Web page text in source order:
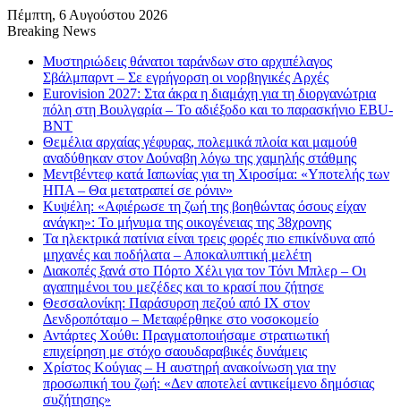
Πέμπτη, 6 Αυγούστου 2026
Breaking News
Μυστηριώδεις θάνατοι ταράνδων στο αρχιπέλαγος
Σβάλμπαρντ – Σε εγρήγορση οι νορβηγικές Αρχές
Eurovision 2027: Στα άκρα η διαμάχη για τη διοργανώτρια
πόλη στη Βουλγαρία – Το αδιέξοδο και το παρασκήνιο EBU-
BNT
Θεμέλια αρχαίας γέφυρας, πολεμικά πλοία και μαμούθ
αναδύθηκαν στον Δούναβη λόγω της χαμηλής στάθμης
Μεντβέντεφ κατά Ιαπωνίας για τη Χιροσίμα: «Υποτελής των
ΗΠΑ – Θα μετατραπεί σε ρόνιν»
Κυψέλη: «Αφιέρωσε τη ζωή της βοηθώντας όσους είχαν
ανάγκη»: Το μήνυμα της οικογένειας της 38χρονης
Τα ηλεκτρικά πατίνια είναι τρεις φορές πιο επικίνδυνα από
μηχανές και ποδήλατα – Αποκαλυπτική μελέτη
Διακοπές ξανά στο Πόρτο Χέλι για τον Τόνι Μπλερ – Οι
αγαπημένοι του μεζέδες και το κρασί που ζήτησε
Θεσσαλονίκη: Παράσυρση πεζού από ΙΧ στον
Δενδροπόταμο – Μεταφέρθηκε στο νοσοκομείο
Αντάρτες Χούθι: Πραγματοποιήσαμε στρατιωτική
επιχείρηση με στόχο σαουδαραβικές δυνάμεις
Χρίστος Κούγιας – Η αυστηρή ανακοίνωση για την
προσωπική του ζωή: «Δεν αποτελεί αντικείμενο δημόσιας
συζήτησης»